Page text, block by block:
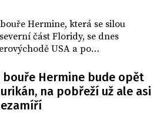
Hermine, která se silou
část Floridy, se dnes
USA a po
bouře Hermine bude opět
na pobřeží už ale asi